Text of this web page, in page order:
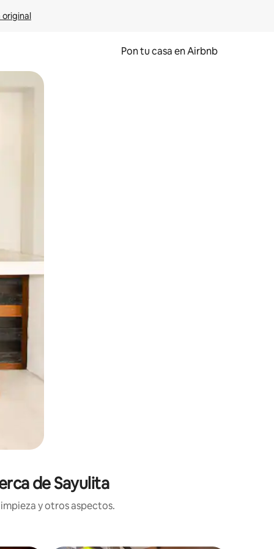
original
Pon tu casa en Airbnb
desliza el dedo.
de Sayulita
y otros aspectos.